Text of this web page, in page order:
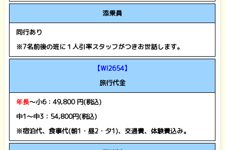
添乗員
同行あり
※7名前後の班に１人引率スタッフがつきお世話します。
【WI2654】
旅行代金
年長～小6：49,800 円(税込)
中1～中3：54,800円(税込)
※宿泊代、食事代(朝1・昼2・夕1)、交通費、体験費込み。